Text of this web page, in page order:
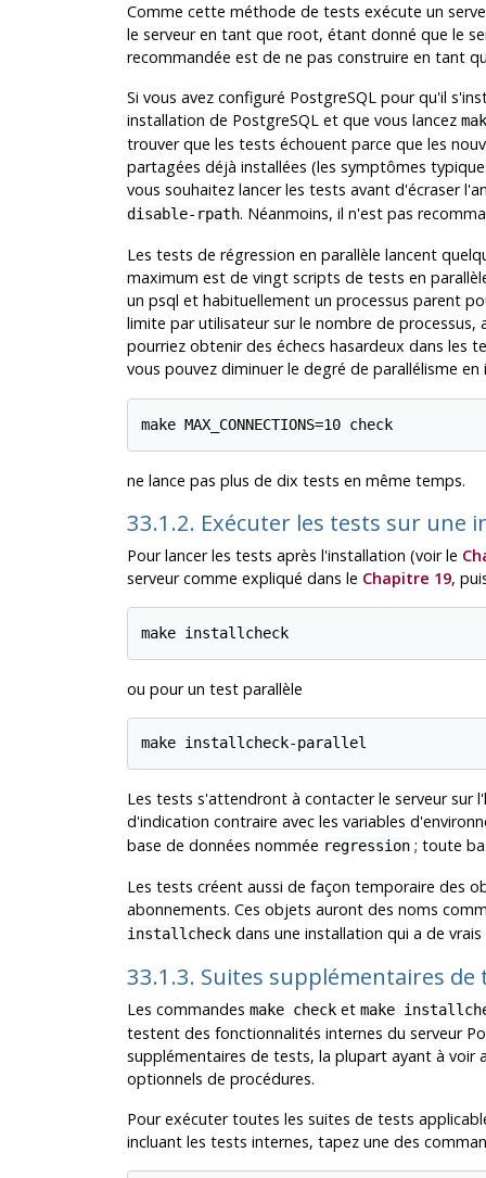
Comme cette méthode de tests exécute un
le serveur en tant que root, étant donné que le
recommandée est de ne pas construire en tant
Si vous avez configuré PostgreSQLpour qu'il
installation de PostgreSQLet que vous lancez
trouver que les tests échouent parce que les
partagées déjà installées (les symptômes
vous souhaitez lancer les tests avant d'écraser
disable-rpath. Néanmoins, il n'est pas
Les tests de régression en parallèle lancent
maximum est de vingt scripts de tests en
un psql et habituellement un processus parent
limite par utilisateur sur le nombre de
pourriez obtenir des échecs hasardeux dans les
vous pouvez diminuer le degré de parallélisme
make MAX_CONNECTIONS=10 check
ne lance pas plus de dix tests en même temps.
33.1.2. Exécuter les tests sur une
Pour lancer les tests après l'installation (voir le
serveurcomme expliqué dans le Chapitre 19,
make installcheck
ou pour un test parallèle
make installcheck-parallel
Les tests s'attendront à contacter le serveur sur
d'indication contraire avec les variables
base de données nommée regression; toute
Les tests créent aussi de façon temporaire des
abonnements. Ces objets auront des noms
installcheckdans une installation qui a de
33.1.3. Suites supplémentaires de
Les commandes make checket make
testent des fonctionnalités internes du serveur
supplémentaires de tests, la plupart ayant à voir
optionnels de procédures.
Pour exécuter toutes les suites de tests
incluant les tests internes, tapez une des